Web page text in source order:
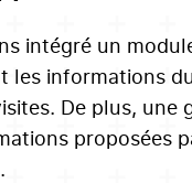
intégré un
les informations
De plus,
proposées